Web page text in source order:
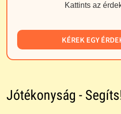
Kattints az
KÉREK EGY
Jótékonyság -